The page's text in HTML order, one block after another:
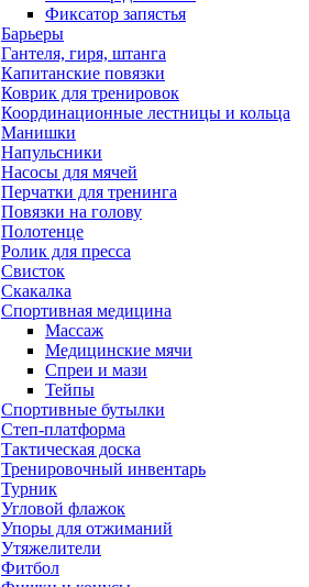
Фиксатор запястья
Барьеры
Гантеля, гиря, штанга
Капитанские повязки
Коврик для тренировок
Координационные лестницы и кольца
Манишки
Напульсники
Насосы для мячей
Перчатки для тренинга
Повязки на голову
Полотенце
Ролик для пресса
Свисток
Скакалка
Спортивная медицина
Массаж
Медицинские мячи
Спреи и мази
Тейпы
Спортивные бутылки
Степ-платформа
Тактическая доска
Тренировочный инвентарь
Турник
Угловой флажок
Упоры для отжиманий
Утяжелители
Фитбол